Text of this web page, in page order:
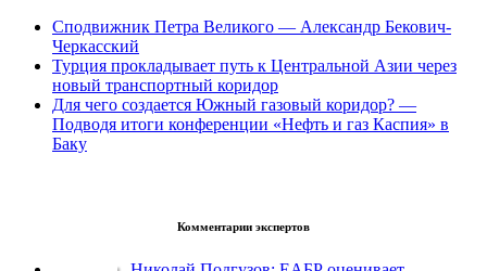
Сподвижник Петра Великого — Александр Бекович-
Черкасский
Турция прокладывает путь к Центральной Азии через
новый транспортный коридор
Для чего создается Южный газовый коридор? —
Подводя итоги конференции «Нефть и газ Каспия» в
Баку
Комментарии экспертов